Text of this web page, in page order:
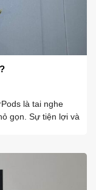
là tai nghe
gọn. Sự tiện lợi và